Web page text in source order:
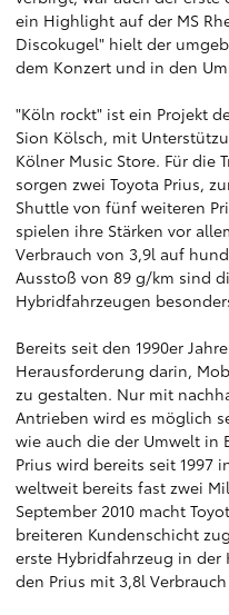
ein Highlight auf der MS
Discokugel" hielt der
dem Konzert und in den
"Köln rockt" ist ein Projekt
Sion Kölsch, mit
Kölner Music Store. Für die
sorgen zwei Toyota Prius,
Shuttle von fünf weiteren
spielen ihre Stärken vor
Verbrauch von 3,9l auf
Ausstoß von 89 g/km sind
Hybridfahrzeugen
Bereits seit den 1990er
Herausforderung darin,
zu gestalten. Nur mit
Antrieben wird es möglich
wie auch die der Umwelt in
Prius wird bereits seit 1997
weltweit bereits fast zwei
September 2010 macht
breiteren Kundenschicht
erste Hybridfahrzeug in
den Prius mit 3,8l